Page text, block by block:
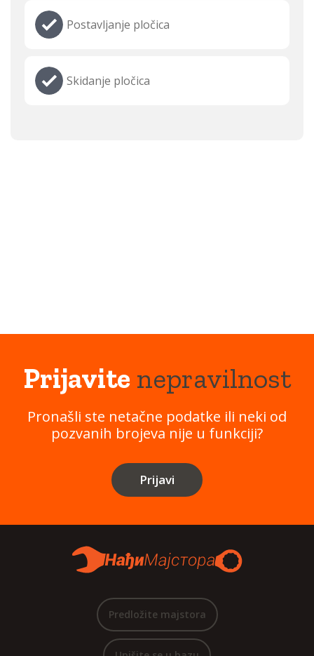
Postavljanje pločica
Skidanje pločica
Prijavitenepravilnost
Pronašli ste netačne podatke ili neki od
pozvanih brojeva nije u funkciji?
Prijavi
Predložite majstora